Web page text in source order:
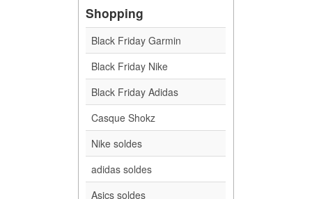
Shopping
Black Friday Garmin
Black Friday Nike
Black Friday Adidas
Casque Shokz
Nike soldes
adidas soldes
Asics soldes